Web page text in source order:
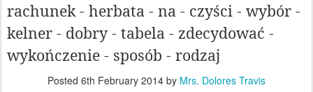
rachunek - herbata - na - czyści - wybór -
kelner - dobry - tabela - zdecydować -
wykończenie - sposób - rodzaj
Posted 6th February 2014 by Mrs. Dolores Travis